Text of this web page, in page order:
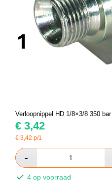
Verloopnippel HD 1/8×3/8 350 bar
€ 3,42
€3,42 p/1
4 op voorraad